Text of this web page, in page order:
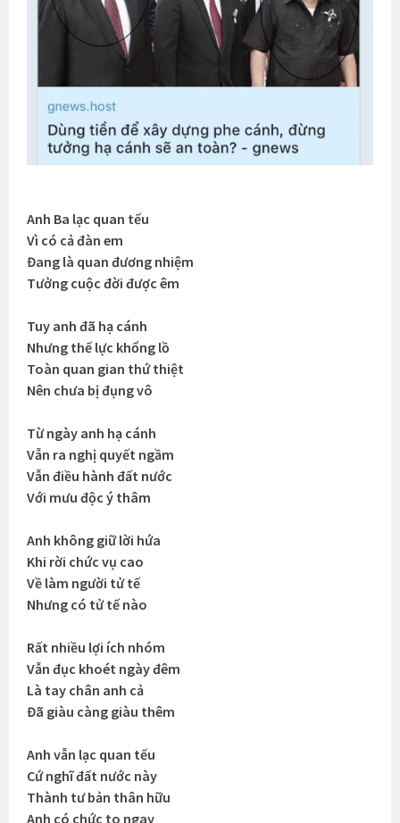
Anh Ba lạc quan tếu
Vì có cả đàn em
Đang là quan đương nhiệm
Tưởng cuộc đời được êm
Tuy anh đã hạ cánh
Nhưng thế lực khổng lồ
Toàn quan gian thứ thiệt
Nên chưa bị đụng vô
Từ ngày anh hạ cánh
Vẫn ra nghị quyết ngầm
Vẫn điều hành đất nước
Với mưu độc ý thâm
Anh không giữ lời hứa
Khi rời chức vụ cao
Về làm người tử tế
Nhưng có tử tế nào
Rất nhiều lợi ích nhóm
Vẫn đục khoét ngày đêm
Là tay chân anh cả
Đã giàu càng giàu thêm
Anh vẫn lạc quan tếu
Cứ nghĩ đất nước này
Thành tư bản thân hữu
Anh có chức to ngay